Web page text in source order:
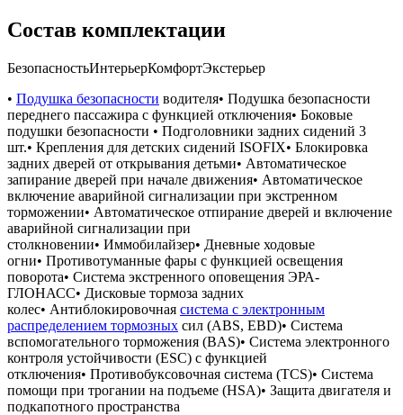
Состав комплектации
БезопасностьИнтерьерКомфортЭкстерьер
• Подушка безопасности водителя• Подушка безопасности
переднего пассажира с функцией отключения• Боковые
подушки безопасности • Подголовники задних сидений 3
шт.• Крепления для детских сидений ISOFIX• Блокировка
задних дверей от открывания детьми• Автоматическое
запирание дверей при начале движения• Автоматическое
включение аварийной сигнализации при экстренном
торможении• Автоматическое отпирание дверей и включение
аварийной сигнализации при
столкновении• Иммобилайзер• Дневные ходовые
огни• Противотуманные фары с функцией освещения
поворота• Система экстренного оповещения ЭРА-
ГЛОНАСС• Дисковые тормоза задних
колес• Антиблокировочная система с электронным
распределением тормозных сил (ABS, EBD)• Система
вспомогательного торможения (BAS)• Система электронного
контроля устойчивости (ESC) с функцией
отключения• Противобуксовочная система (TCS)• Система
помощи при трогании на подъеме (HSА)• Защита двигателя и
подкапотного пространства